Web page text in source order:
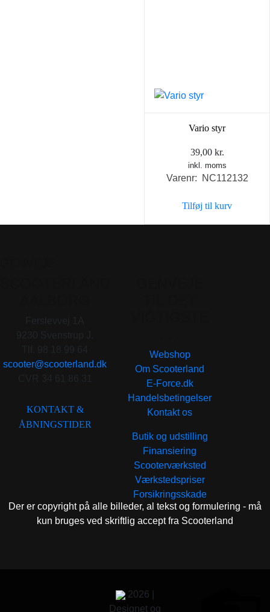
Vario styr
39,00 kr.
inkl. moms
Varenr: NC112132
Tilføj til kurv
scooter@scooterland.dk
KONTAKT &
ÅBNINGSTIDER
Webshop
Om Scooterland
E-Force.dk
Handelsbetingelser
Kontakt os
Butik og udstilling
Finansiering
Scooterværksted
Værkstedspriser
Forsikringsskade
Der er copyright på alle billeder, al tekst og formulering - må
kun bruges ved skriftlig accept fra Scooterland
2026 |
Designet og